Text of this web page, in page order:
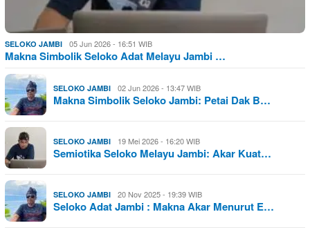
SELOKO JAMBI 05 Jun 2026 - 16:51 WIB
Makna Simbolik Seloko Adat Melayu Jambi …
SELOKO JAMBI 02 Jun 2026 - 13:47 WIB
Makna Simbolik Seloko Jambi: Petai Dak B…
SELOKO JAMBI 19 Mei 2026 - 16:20 WIB
Semiotika Seloko Melayu Jambi: Akar Kuat…
SELOKO JAMBI 20 Nov 2025 - 19:39 WIB
Seloko Adat Jambi : Makna Akar Menurut E…